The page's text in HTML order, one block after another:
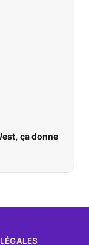
ça donne